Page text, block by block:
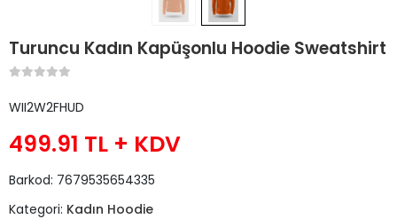
Turuncu Kadın Kapüşonlu Hoodie Sweatshirt
WII2W2FHUD
499.91 TL + KDV
Barkod: 7679535654335
Kategori: Kadın Hoodie